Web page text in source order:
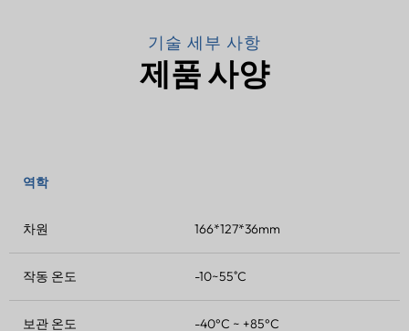
기술 세부 사항
제품 사양
역학
차원 166*127*36mm
작동 온도 -10~55˚C
보관 온도 -40°C ~ +85°C